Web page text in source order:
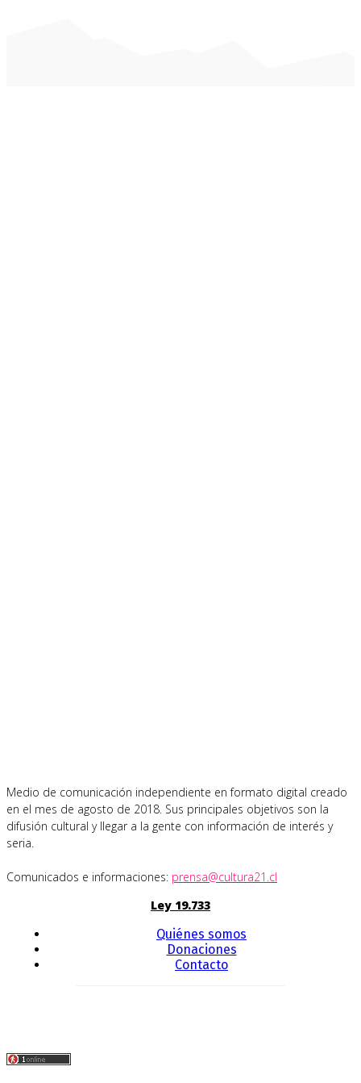
Medio de comunicación independiente en formato digital creado
en el mes de agosto de 2018. Sus principales objetivos son la
difusión cultural y llegar a la gente con información de interés y
seria.
Comunicados e informaciones: prensa@cultura21.cl
Ley 19.733
Quiénes somos
Donaciones
Contacto